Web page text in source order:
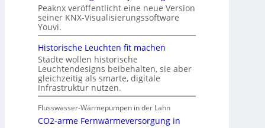
Peaknx veröffentlicht eine neue Version
seiner KNX-Visualisierungssoftware
Youvi.
Historische Leuchten fit machen
Städte wollen historische
Leuchtendesigns beibehalten, sie aber
gleichzeitig als smarte, digitale
Infrastruktur nutzen.
Flusswasser-Wärmepumpen in der Lahn
CO2-arme Fernwärmeversorgung in